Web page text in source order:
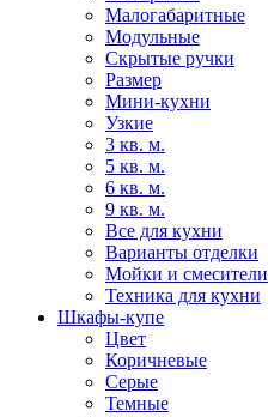
Малогабаритные
Модульные
Скрытые ручки
Размер
Мини-кухни
Узкие
3 кв. м.
5 кв. м.
6 кв. м.
9 кв. м.
Все для кухни
Варианты отделки
Мойки и смесители
Техника для кухни
Шкафы-купе
Цвет
Коричневые
Серые
Темные